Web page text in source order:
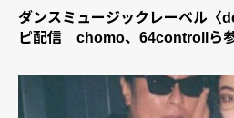
ダンスミュージックレーベル〈
ピ配信 chomo、64controllら